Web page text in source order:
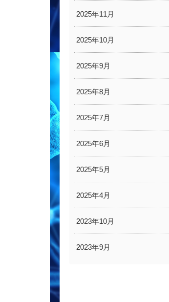
2025年11月
2025年10月
2025年9月
2025年8月
2025年7月
2025年6月
2025年5月
2025年4月
2023年10月
2023年9月